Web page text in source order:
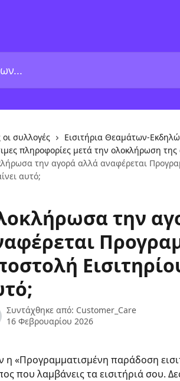
συλλογές
Εισιτήρια Θεαμάτων-
πληροφορίες μετά την ολοκλήρωση της
την αγορά αλλά αναφέρεται
αυτό;
την
Συντάχθηκε από: Customer_Care
16 Φεβρουαρίου 2026
η «Προγραμματισμένη παράδοση
που λαμβάνεις τα εισιτήριά σου.